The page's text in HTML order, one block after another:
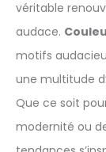
véritable
audace.
motifs
une multitude
Que ce soit
modernité ou